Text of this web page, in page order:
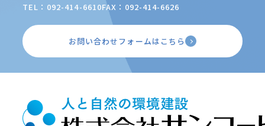
TEL：092-414-6610FAX：092-414-6626
お問い合わせフォームはこちら